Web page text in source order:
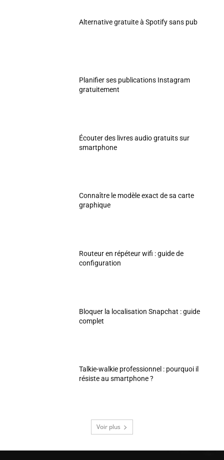
Alternative gratuite à Spotify sans pub
Planifier ses publications Instagram
gratuitement
Écouter des livres audio gratuits sur
smartphone
Connaître le modèle exact de sa carte
graphique
Routeur en répéteur wifi : guide de
configuration
Bloquer la localisation Snapchat : guide
complet
Talkie-walkie professionnel : pourquoi il
résiste au smartphone ?
Voir plus